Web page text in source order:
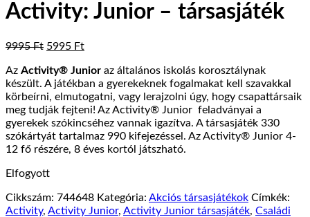
Activity: Junior – társasjáték
9995Ft Original
was:
9995 Ft.
5995 FtCurrent
is:
5995 Ft.
Az Activity® Junior az általános iskolás korosztálynak
készült. A játékban a gyerekeknek fogalmakat kell szavakkal
körbeírni, elmutogatni, vagy lerajzolni úgy, hogy csapattársaik
meg tudják fejteni! Az Activity® Junior feladványai a
gyerekek szókincséhez vannak igazítva. A társasjáték 330
szókártyát tartalmaz 990 kifejezéssel. Az Activity® Junior 4-
12 fő részére, 8 éves kortól játszható.
Elfogyott
Cikkszám: 744648 Kategória: Akciós társasjátékok Címkék:
Activity, Activity Junior, Activity Junior társasjáték, Családi